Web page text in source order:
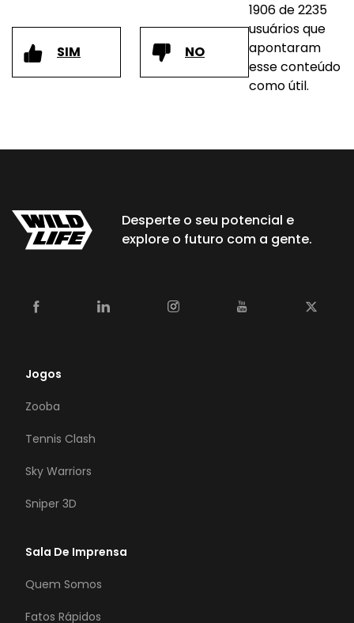
SIM NO
1906 de 2235
usuários que
apontaram
esse conteúdo
como útil.
Desperte o seu potencial e
explore o futuro com a gente.
Jogos
Zooba
Tennis Clash
Sky Warriors
Sniper 3D
Sala De Imprensa
Quem Somos
Fatos Rápidos